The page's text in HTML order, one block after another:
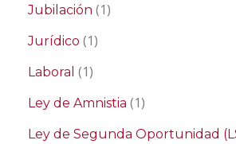
Jubilación (1)
Jurídico (1)
Laboral (1)
Ley de Amnistia (1)
Ley de Segunda Oportunidad